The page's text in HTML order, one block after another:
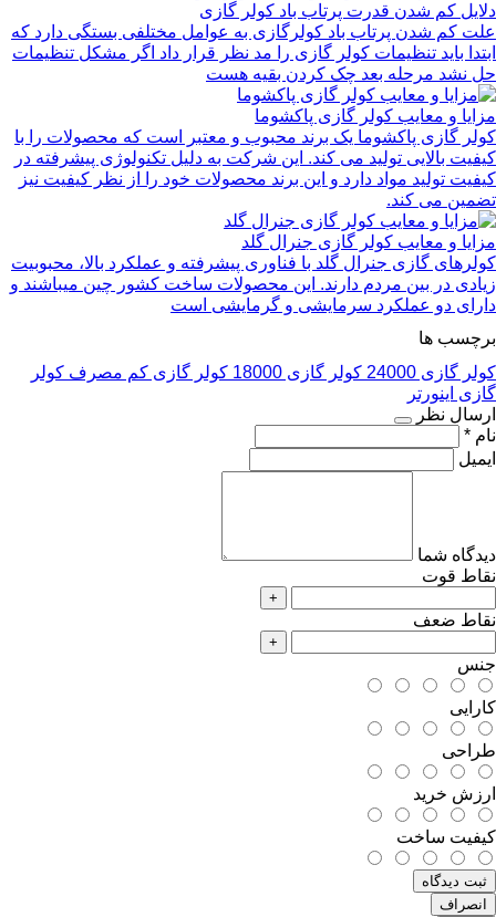
دلایل کم شدن قدرت پرتاب باد کولر گازی
علت کم شدن پرتاب باد کولرگازی به عوامل مختلفی بستگی دارد که
ابتدا باید تنظیمات کولر گازی را مد نظر قرار داد اگر مشکل تنظیمات
حل نشد مرحله بعد چک کردن بقیه هست
مزایا و معایب کولر گازی پاکشوما
کولر گازی پاکشوما یک برند محبوب و معتبر است که محصولات را با
کیفیت بالایی تولید می کند. این شرکت به دلیل تکنولوژی پیشرفته در
کیفیت تولید مواد دارد و این برند محصولات خود را از نظر کیفیت نیز
تضمین می کند.
مزایا و معایب کولر گازی جنرال گلد
کولرهای گازی جنرال گلد با فناوری پیشرفته و عملکرد بالا، محبوبیت
زیادی در بین مردم دارند. این محصولات ساخت کشور چین میباشند و
دارای دو عملکرد سرمایشی و گرمایشی است
برچسب ها
کولر گازی 24000
کولر گازی 18000 کولر گازی کم مصرف کولر
گازی اینورتر
ارسال نظر
نام *
ایمیل
دیدگاه شما
نقاط قوت
+
نقاط ضعف
+
جنس
کارایی
طراحی
ارزش خرید
کیفیت ساخت
ثبت دیدگاه
انصراف